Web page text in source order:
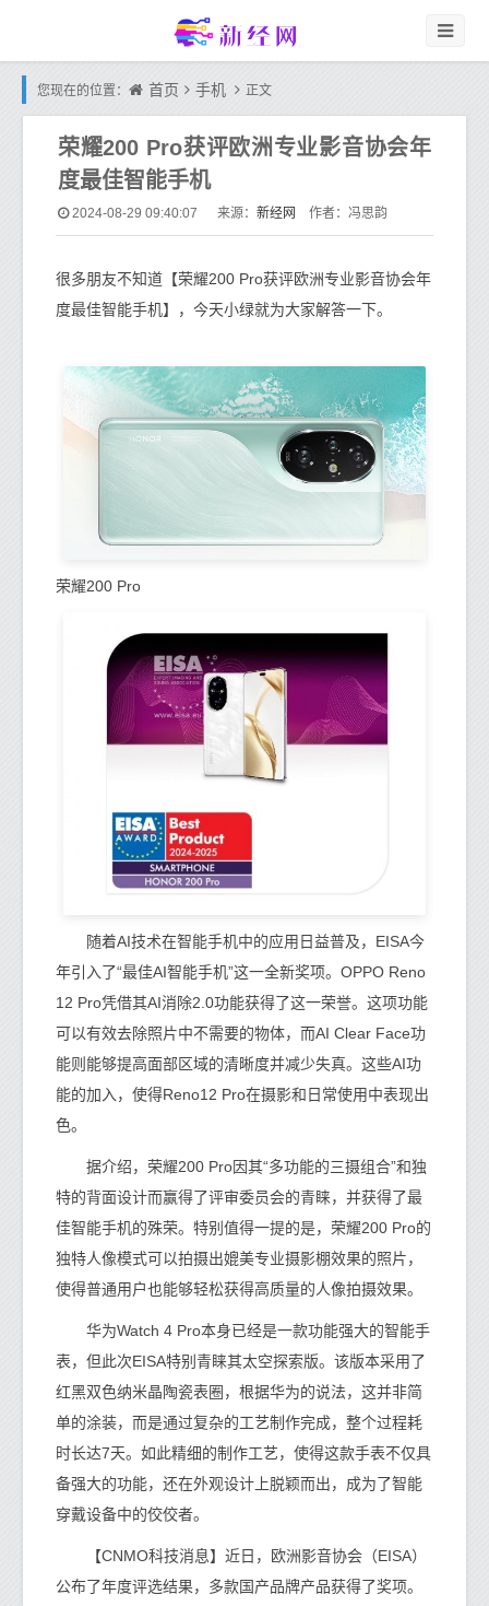
您现在的位置： 首页 手机 正文
荣耀200 Pro获评欧洲专业影音协会年
度最佳智能手机
2024-08-29 09:40:07 来源： 新经网 作者：冯思韵
很多朋友不知道【荣耀200 Pro获评欧洲专业影音协会年
度最佳智能手机】，今天小绿就为大家解答一下。
荣耀200 Pro
随着AI技术在智能手机中的应用日益普及，EISA今
年引入了“最佳AI智能手机”这一全新奖项。OPPO Reno
12 Pro凭借其AI消除2.0功能获得了这一荣誉。这项功能
可以有效去除照片中不需要的物体，而AI Clear Face功
能则能够提高面部区域的清晰度并减少失真。这些AI功
能的加入，使得Reno12 Pro在摄影和日常使用中表现出
色。
据介绍，荣耀200 Pro因其“多功能的三摄组合”和独
特的背面设计而赢得了评审委员会的青睐，并获得了最
佳智能手机的殊荣。特别值得一提的是，荣耀200 Pro的
独特人像模式可以拍摄出媲美专业摄影棚效果的照片，
使得普通用户也能够轻松获得高质量的人像拍摄效果。
华为Watch 4 Pro本身已经是一款功能强大的智能手
表，但此次EISA特别青睐其太空探索版。该版本采用了
红黑双色纳米晶陶瓷表圈，根据华为的说法，这并非简
单的涂装，而是通过复杂的工艺制作完成，整个过程耗
时长达7天。如此精细的制作工艺，使得这款手表不仅具
备强大的功能，还在外观设计上脱颖而出，成为了智能
穿戴设备中的佼佼者。
【CNMO科技消息】近日，欧洲影音协会（EISA）
公布了年度评选结果，多款国产品牌产品获得了奖项。